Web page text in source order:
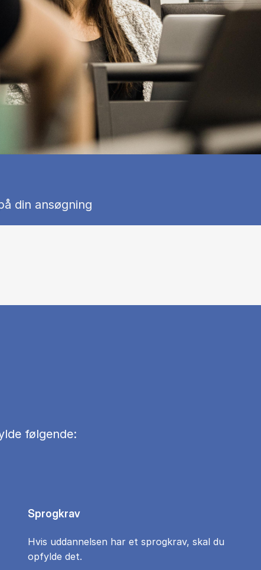
din ansøgning
følgende:
Sprogkrav
Hvis uddannelsen har et sprogkrav, skal du
opfylde det.